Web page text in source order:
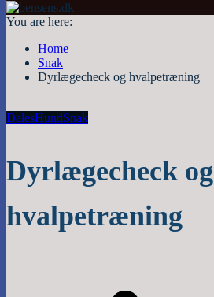
You are here:
Home
Snak
Dyrlægecheck og hvalpetræning
DalesHundSnak
Dyrlægecheck og
hvalpetræning